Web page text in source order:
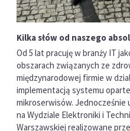
Kilka słów od naszego
Od 5 lat pracuję w branży IT
obszarach związanych ze
międzynarodowej firmie w
implementacją systemu
mikroserwisów. Jednocześnie
na Wydziale Elektroniki i
Warszawskiej realizowane